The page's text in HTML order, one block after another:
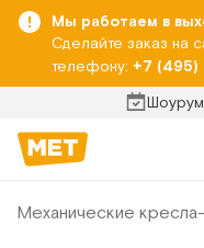
Мы работаем в
Сделайте заказ на
телефону: +7
Механические